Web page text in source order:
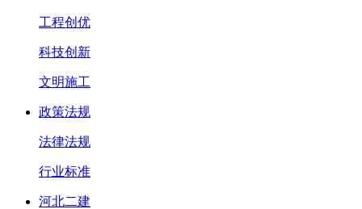
工程创优
科技创新
文明施工
政策法规
法律法规
行业标准
河北二建